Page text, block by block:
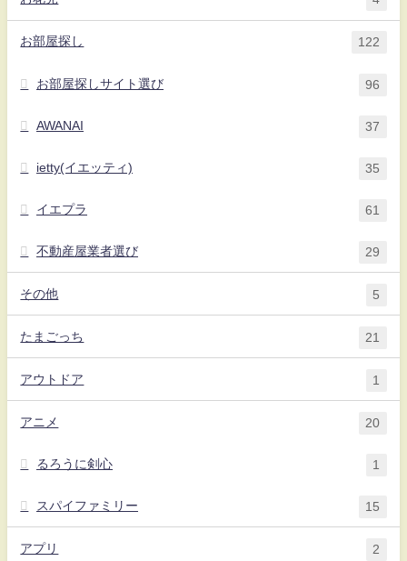
お部屋探し 122
お部屋探しサイト選び 96
AWANAI 37
ietty(イエッティ) 35
イエプラ 61
不動産屋業者選び 29
その他 5
たまごっち 21
アウトドア 1
アニメ 20
るろうに剣心 1
スパイファミリー 15
アプリ 2